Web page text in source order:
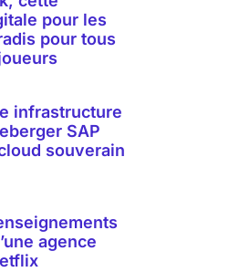
pour les
pour tous
infrastructure
SAP
souverain
agence